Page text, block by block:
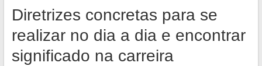
Diretrizes concretas para se
realizar no dia a dia e encontrar
significado na carreira